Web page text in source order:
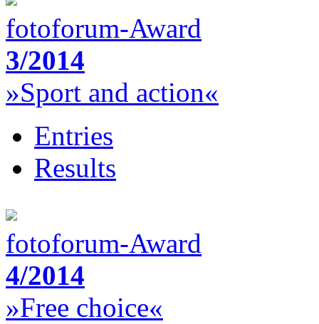
fotoforum-Award
3/2014
»Sport and action«
Entries
Results
fotoforum-Award
4/2014
»Free choice«